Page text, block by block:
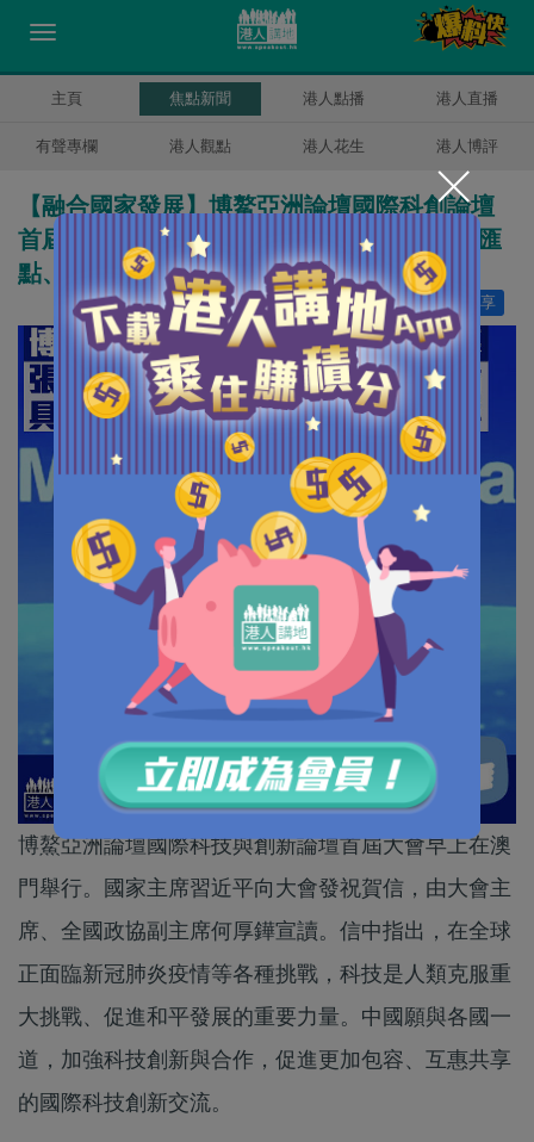
主頁 焦點新聞 港人點播 港人直播
有聲專欄 港人觀點 港人花生 港人博評
【融合國家發展】博鰲亞洲論壇國際科創論壇
首屆大會開幕 張曉明：港澳正處於雙循環交匯
點、具獨特優勢完全可大顯身手
分享
讚好 9
博鰲亞洲論壇國際科技與創新論壇首屆大會早上在澳
門舉行。國家主席習近平向大會發祝賀信，由大會主
席、全國政協副主席何厚鏵宣讀。信中指出，在全球
正面臨新冠肺炎疫情等各種挑戰，科技是人類克服重
大挑戰、促進和平發展的重要力量。中國願與各國一
道，加強科技創新與合作，促進更加包容、互惠共享
的國際科技創新交流。